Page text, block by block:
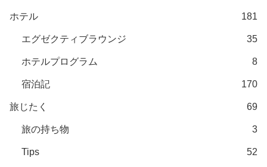
ホテル 181
エグゼクティブラウンジ 35
ホテルプログラム 8
宿泊記 170
旅じたく 69
旅の持ち物 3
Tips 52